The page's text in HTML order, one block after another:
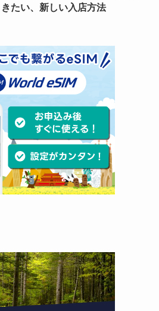
きたい、新しい入店方法